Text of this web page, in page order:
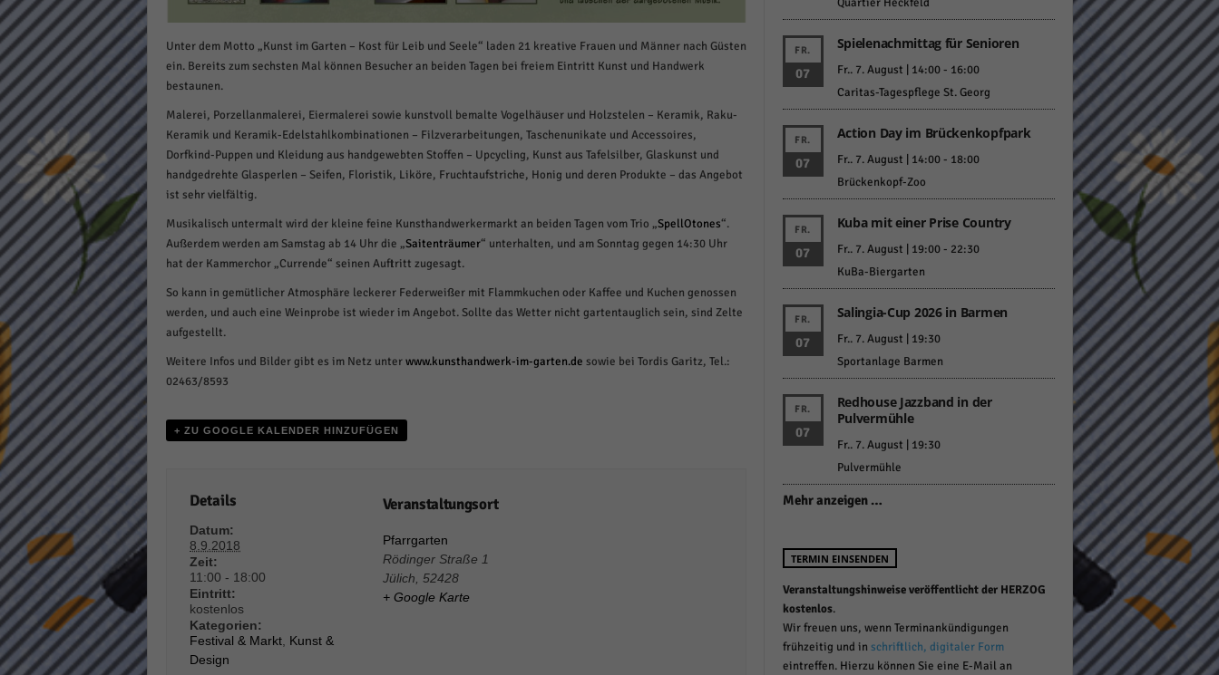
Unter dem Motto „Kunst im Garten – Kost für Leib und Seele“ laden 21 kreative Frauen und Männer nach Güsten
ein. Bereits zum sechsten Mal können Besucher an beiden Tagen bei freiem Eintritt Kunst und Handwerk
bestaunen.
Malerei, Porzellanmalerei, Eiermalerei sowie kunstvoll bemalte Vogelhäuser und Holzstelen – Keramik, Raku-
Keramik und Keramik-Edelstahlkombinationen – Filzverarbeitungen, Taschenunikate und Accessoires,
Dorfkind-Puppen und Kleidung aus handgewebten Stoffen – Upcycling, Kunst aus Tafelsilber, Glaskunst und
handgedrehte Glasperlen – Seifen, Floristik, Liköre, Fruchtaufstriche, Honig und deren Produkte – das Angebot
ist sehr vielfältig.
Musikalisch untermalt wird der kleine feine Kunsthandwerkermarkt an beiden Tagen vom Trio „SpellOtones“.
Außerdem werden am Samstag ab 14 Uhr die „Saitenträumer“ unterhalten, und am Sonntag gegen 14:30 Uhr
hat der Kammerchor „Currende“ seinen Auftritt zugesagt.
So kann in gemütlicher Atmosphäre leckerer Federweißer mit Flammkuchen oder Kaffee und Kuchen genossen
werden, und auch eine Weinprobe ist wieder im Angebot. Sollte das Wetter nicht gartentauglich sein, sind Zelte
aufgestellt.
Weitere Infos und Bilder gibt es im Netz unterwww.kunsthandwerk-im-garten.de sowie bei Tordis Garitz, Tel.:
02463/8593
+ ZU GOOGLE KALENDER HINZUFÜGEN
Details
Datum:
8.9.2018
Zeit:
11:00 - 18:00
Eintritt:
kostenlos
Kategorien:
Festival & Markt Kunst &
Design
Veranstaltungsort
Pfarrgarten
Rödinger Straße 1
Jülich 52428
+ Google Karte
FR.
07
Spielenachmittag für Senioren
Fr.. 7. August | 14:00- 16:00
Caritas-Tagespflege St. Georg
FR.
07
Action Day im Brückenkopfpark
Fr.. 7. August | 14:00- 18:00
Brückenkopf-Zoo
FR.
07
Kuba mit einer Prise Country
Fr.. 7. August | 19:00- 22:30
KuBa-Biergarten
FR.
07
Salingia-Cup 2026 in Barmen
Fr.. 7. August | 19:30
Sportanlage Barmen
FR.
07
Redhouse Jazzband in der
Pulvermühle
Fr.. 7. August | 19:30
Pulvermühle
Mehr anzeigen …
TERMIN EINSENDEN
Veranstaltungshinweise veröffentlicht der HERZOG
kostenlos.
Wir freuen uns, wenn Terminankündigungen
frühzeitig und in schriftlich, digitaler Form
eintreffen. Hierzu können Sie eine E-Mail an
Essenzielle Cookies ermöglichen grundlegende Funktionen und sind für die einwandfreie
Funktion der Website erforderlich.
Statistiken (1) Statistiken
Statistik Cookies erfassen Informationen anonym. Diese Informationen helfen uns zu verstehen,
wie unsere Besucher unsere Website nutzen.
Marketing (1) Marketing
Werbung anzuzeigen. Sie tun dies, indem sie Besucher über Websites hinweg verfolgen.
Cookie-Informationen anzeigen
Externe Medien (6) Externe Medien
Wenn Cookies von externen Medien akzeptiert werden, bedarf der Zugriff auf diese Inhalte
keiner manuellen Einwilligung mehr.
Impressum